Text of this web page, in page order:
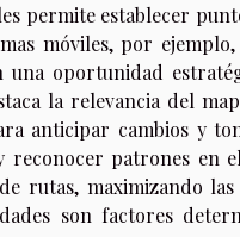
permite establecer
móviles, por
oportunidad
la relevancia del
anticipar cambios y
patrones en
rutas, maximizando
son factores